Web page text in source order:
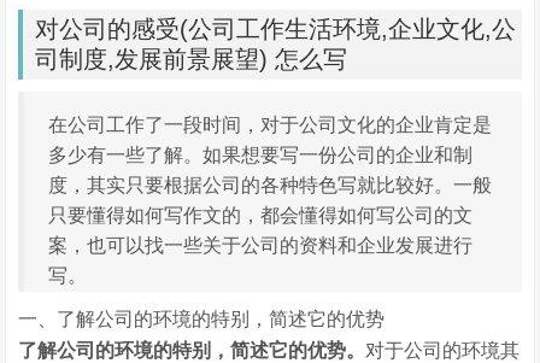
对公司的感受(公司工作生活环境,企业文化,公
司制度,发展前景展望) 怎么写
在公司工作了一段时间，对于公司文化的企业肯定是
多少有一些了解。如果想要写一份公司的企业和制
度，其实只要根据公司的各种特色写就比较好。一般
只要懂得如何写作文的，都会懂得如何写公司的文
案，也可以找一些关于公司的资料和企业发展进行
写。
一、了解公司的环境的特别，简述它的优势
了解公司的环境的特别，简述它的优势。 对于公司的环境其